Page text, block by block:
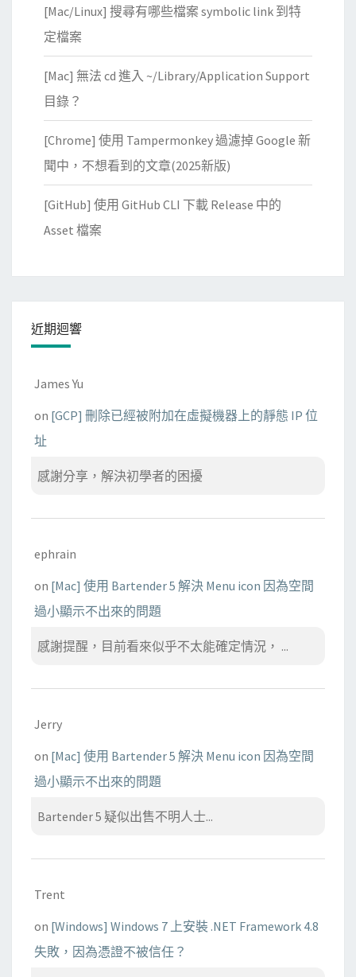
s
t
a
題
頁
我
的
愛
中
[Mac/Linux] 搜尋有哪些檔案 symbolic link 到特
定檔案
[Mac] 無法 cd 進入 ~/Library/Application Support
目錄？
[Chrome] 使用 Tampermonkey 過濾掉 Google 新
聞中，不想看到的文章(2025新版)
[GitHub] 使用 GitHub CLI 下載 Release 中的
Asset 檔案
近期迴響
James Yu
on [GCP] 刪除已經被附加在虛擬機器上的靜態 IP 位
址
感謝分享，解決初學者的困擾
ephrain
on [Mac] 使用 Bartender 5 解決 Menu icon 因為空間
過小顯示不出來的問題
感謝提醒，目前看來似乎不太能確定情況， ...
Jerry
on [Mac] 使用 Bartender 5 解決 Menu icon 因為空間
過小顯示不出來的問題
Bartender 5 疑似出售不明人士...
Trent
on [Windows] Windows 7 上安裝 .NET Framework 4.8
失敗，因為憑證不被信任？